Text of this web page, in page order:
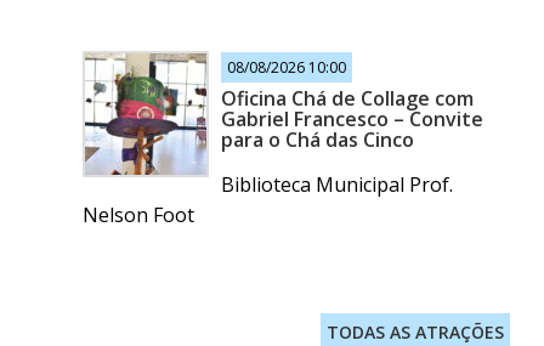
08/08/2026 10:00
Oficina Chá de Collage com
Gabriel Francesco – Convite
para o Chá das Cinco
Biblioteca Municipal Prof.
Nelson Foot
TODAS AS ATRAÇÕES